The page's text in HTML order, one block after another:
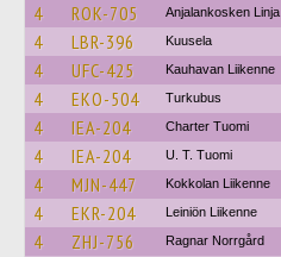
4 ROK-705 Anjalankosken Linja
4 LBR-396 Kuusela
4 UFC-425 Kauhavan Liikenne
4 EKO-504 Turkubus
4 IEA-204 Charter Tuomi
4 IEA-204 U. T. Tuomi
4 MJN-447 Kokkolan Liikenne
4 EKR-204 Leiniön Liikenne
4 ZHJ-756 Ragnar Norrgård